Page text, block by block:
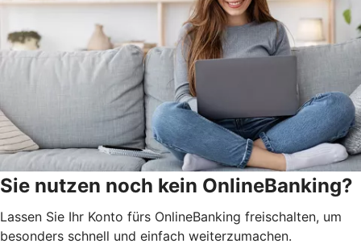
Sie nutzen noch kein OnlineBanking?
Lassen Sie Ihr Konto fürs OnlineBanking freischalten, um
besonders schnell und einfach weiterzumachen.